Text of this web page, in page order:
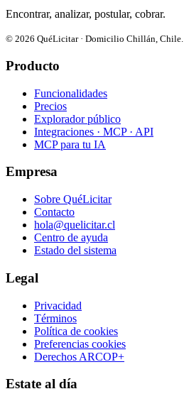
Encontrar, analizar, postular, cobrar.
© 2026 QuéLicitar · Domicilio Chillán, Chile.
Producto
Funcionalidades
Precios
Explorador público
Integraciones · MCP · API
MCP para tu IA
Empresa
Sobre QuéLicitar
Contacto
hola@quelicitar.cl
Centro de ayuda
Estado del sistema
Legal
Privacidad
Términos
Política de cookies
Preferencias cookies
Derechos ARCOP+
Estate al día